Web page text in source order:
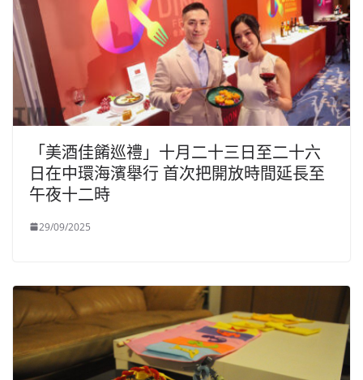
「美酒佳餚巡禮」十月二十三日至二十六
日在中環海濱舉行 首次把開放時間延長至
午夜十二時
29/09/2025